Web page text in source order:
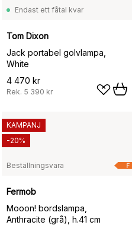
Endast ett fåtal kvar
Tom Dixon
Jack portabel golvlampa,
White
4 470 kr
Rek. 5 390 kr
F
Beställningsvara
Fermob
Mooon! bordslampa,
Anthracite (grå), h.41 cm
KAMPANJ
-20%